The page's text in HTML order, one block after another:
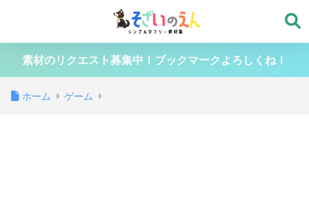
素材のリクエスト募集中！ブックマークよろしくね！
ホーム ゲーム